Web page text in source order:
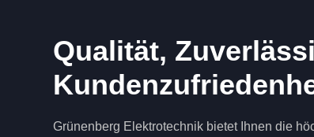
Qualität,
Grünenberg Elektrotechnik bietet Ihnen die